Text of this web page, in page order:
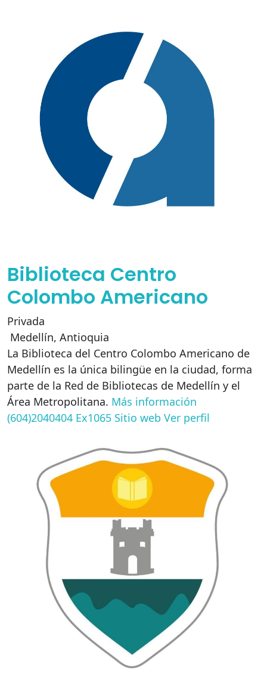
Biblioteca Centro
Colombo Americano
Privada
Medellín, Antioquia
La Biblioteca del Centro Colombo Americano de
Medellín es la única bilingüe en la ciudad, forma
parte de la Red de Bibliotecas de Medellín y el
Área Metropolitana. Más información
(604)2040404 Ex1065 Sitio web Ver perfil